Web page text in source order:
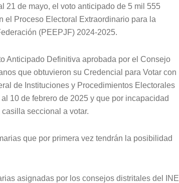
21 de mayo, el voto anticipado de 5 mil 555
el Proceso Electoral Extraordinario para la
(PEEPJF) 2024-2025.
Anticipado Definitiva aprobada por el Consejo
que obtuvieron su Credencial para Votar con
de Instituciones y Procedimientos Electorales
10 de febrero de 2025 y que por incapacidad
seccional a votar.
que por primera vez tendrán la posibilidad
asignadas por los consejos distritales del INE